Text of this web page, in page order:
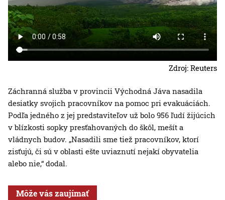
Zdroj: Reuters
Záchranná služba v provincii Východná Jáva nasadila
desiatky svojich pracovníkov na pomoc pri evakuáciách.
Podľa jedného z jej predstaviteľov už bolo 956 ľudí žijúcich
v blízkosti sopky presťahovaných do škôl, mešít a
vládnych budov. „Nasadili sme tiež pracovníkov, ktorí
zisťujú, či sú v oblasti ešte uviaznutí nejakí obyvatelia
alebo nie,“ dodal.
Môže vás zaujímať